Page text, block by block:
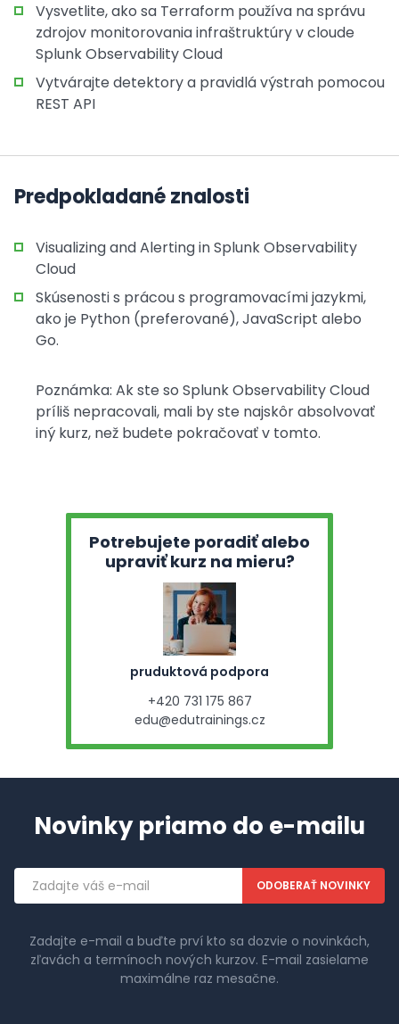
Vysvetlite, ako sa Terraform používa na správu
zdrojov monitorovania infraštruktúry v cloude
Splunk Observability Cloud
Vytvárajte detektory a pravidlá výstrah pomocou
REST API
Predpokladané znalosti
Visualizing and Alerting in Splunk Observability
Cloud
Skúsenosti s prácou s programovacími jazykmi,
ako je Python (preferované), JavaScript alebo
Go.
Poznámka: Ak ste so Splunk Observability Cloud
príliš nepracovali, mali by ste najskôr absolvovať
iný kurz, než budete pokračovať v tomto.
Potrebujete poradiť alebo
upraviť kurz na mieru?
pruduktová podpora
+420 731 175 867
edu@edutrainings.cz
Novinky priamo do e-mailu
Emailová
adresa
Zadajte e-mail a buďte prví kto sa dozvie o novinkách,
zľavách a termínoch nových kurzov. E-mail zasielame
maximálne raz mesačne.